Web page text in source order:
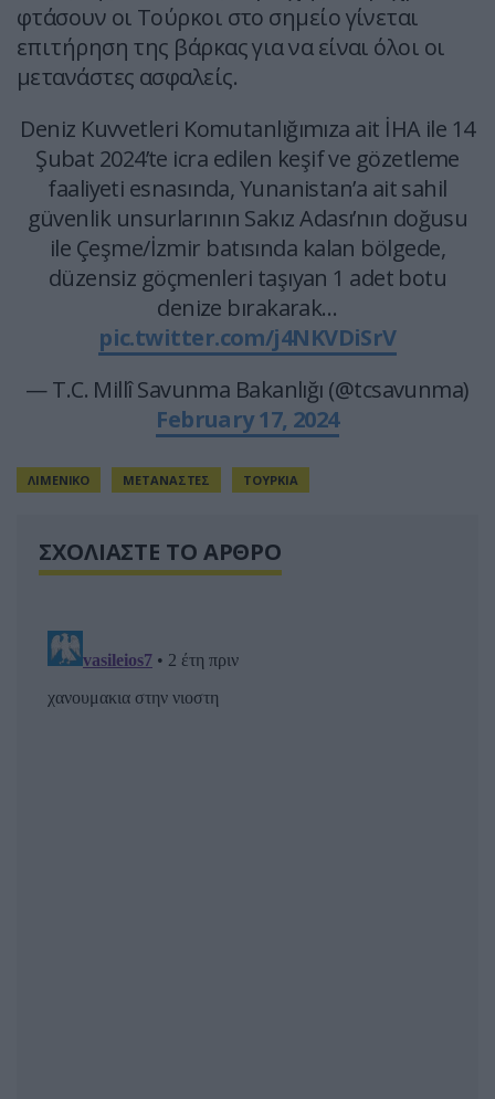
φτάσουν οι Τούρκοι στο σημείο γίνεται
επιτήρηση της βάρκας για να είναι όλοι οι
μετανάστες ασφαλείς.
Deniz Kuvvetleri Komutanlığımıza ait İHA ile 14
Şubat 2024’te icra edilen keşif ve gözetleme
faaliyeti esnasında, Yunanistan’a ait sahil
güvenlik unsurlarının Sakız Adası’nın doğusu
ile Çeşme/İzmir batısında kalan bölgede,
düzensiz göçmenleri taşıyan 1 adet botu
denize bırakarak…
pic.twitter.com/j4NKVDiSrV
— T.C. Millî Savunma Bakanlığı (@tcsavunma)
February 17, 2024
ΛΙΜΕΝΙΚΟ ΜΕΤΑΝΑΣΤΕΣ ΤΟΥΡΚΙΑ
ΣΧΟΛΙΑΣΤΕ ΤΟ ΑΡΘΡΟ